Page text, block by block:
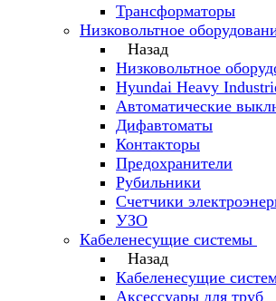
Трансформаторы
Низковольтное
Назад
Низковольтное
Hyundai Heavy
Автоматические
Дифавтоматы
Контакторы
Предохранители
Рубильники
Счетчики
УЗО
Кабеленесущие системы
Назад
Кабеленесущие
Аксессуары для труб